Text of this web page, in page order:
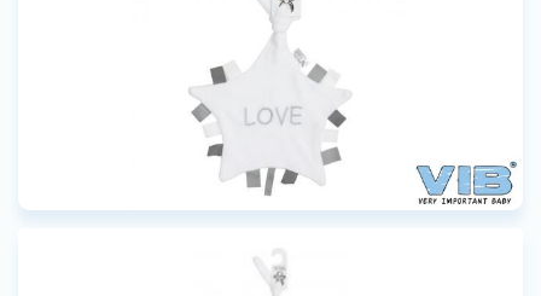
Trouvez votre
revendeur VIB®
Devenir un revendeur